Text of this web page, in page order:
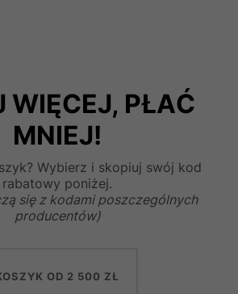
WIĘCEJ, PŁAĆ
MNIEJ!
Wybierz i skopiuj swój kod
rabatowy poniżej.
się z kodami poszczególnych
producentów)
OD 2 500 ZŁ